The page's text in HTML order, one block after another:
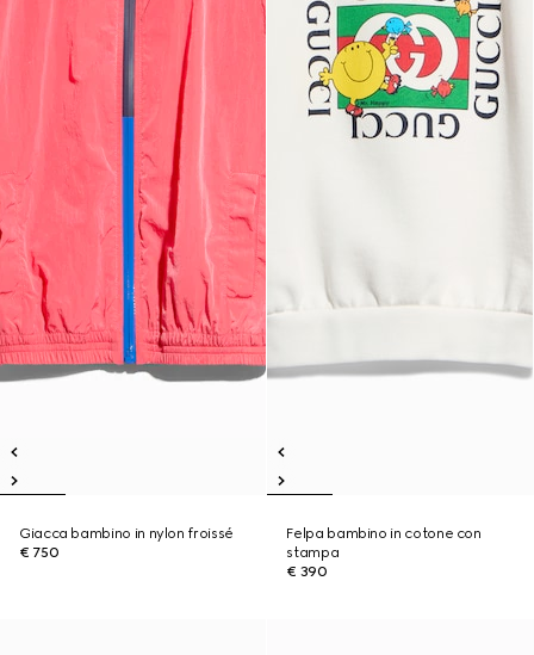
Giacca bambino in nylon froissé
€ 750
Felpa bambino in cotone con
stampa
€ 390